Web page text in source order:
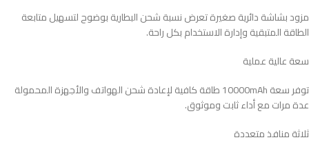
مزود بشاشة دائرية صغيرة تعرض نسبة شحن البطارية بوضوح لتسهيل متابعة
الطاقة المتبقية وإدارة الاستخدام بكل راحة.
سعة عالية عملية
توفر سعة 10000mAh طاقة كافية لإعادة شحن الهواتف والأجهزة المحمولة
عدة مرات مع أداء ثابت وموثوق.
ثلاثة منافذ متعددة